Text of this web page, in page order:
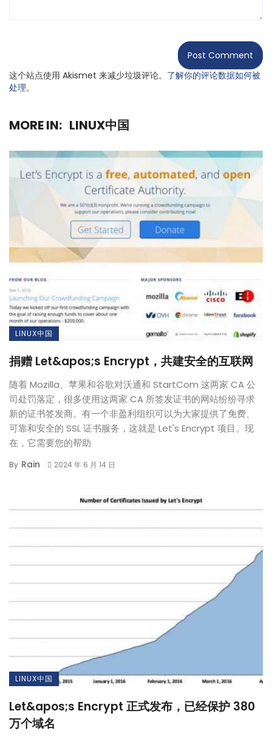
这个站点使用 Akismet 来减少垃圾评论。 了解你的评论数据如何被
处理。
MORE IN: LINUX中国
LINUX中国
捐赠 Let&apos;s Encrypt，共建安全的互联网
随着 Mozilla、苹果和谷歌对沃通和 StartCom 这两家 CA 公
司处罚落定，很多使用这两家 CA 所签发证书的网站纷纷寻求
新的证书签发商。有一个非盈利组织可以为大家提供了免费、
可靠和安全的 SSL 证书服务，这就是 Let's Encrypt 项目。现
在，它需要您的帮助
By Rain 2024 年 6 月 14 日
LINUX中国
Let&apos;s Encrypt 正式发布，已经保护 380
万个域名